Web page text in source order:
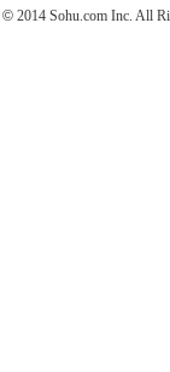
© 2014 Sohu.com Inc. All